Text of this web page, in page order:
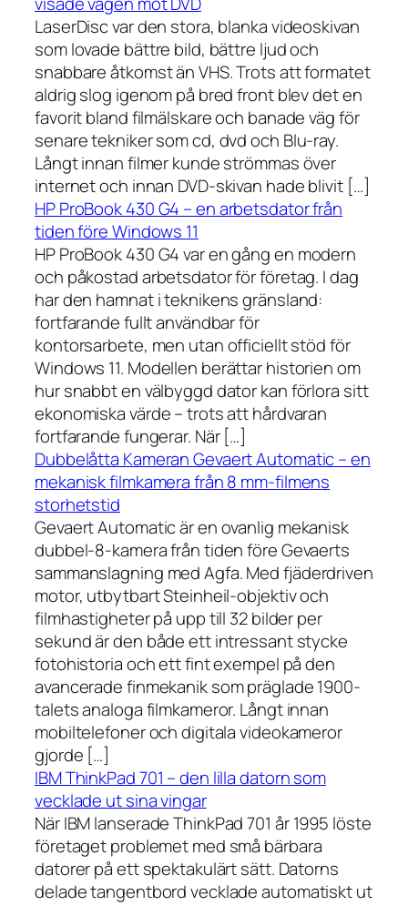
LaserDisc var den stora, blanka videoskivan
som lovade bättre bild, bättre ljud och
snabbare åtkomst än VHS. Trots att formatet
aldrig slog igenom på bred front blev det en
favorit bland filmälskare och banade väg för
senare tekniker som cd, dvd och Blu-ray.
Långt innan filmer kunde strömmas över
internet och innan DVD-skivan hade blivit […]
HP ProBook 430 G4 – en arbetsdator från
tiden före Windows 11
HP ProBook 430 G4 var en gång en modern
och påkostad arbetsdator för företag. I dag
har den hamnat i teknikens gränsland:
fortfarande fullt användbar för
kontorsarbete, men utan officiellt stöd för
Windows 11. Modellen berättar historien om
hur snabbt en välbyggd dator kan förlora sitt
ekonomiska värde – trots att hårdvaran
fortfarande fungerar. När […]
Dubbelåtta Kameran Gevaert Automatic – en
mekanisk filmkamera från 8 mm-filmens
storhetstid
Gevaert Automatic är en ovanlig mekanisk
dubbel-8-kamera från tiden före Gevaerts
sammanslagning med Agfa. Med fjäderdriven
motor, utbytbart Steinheil-objektiv och
filmhastigheter på upp till 32 bilder per
sekund är den både ett intressant stycke
fotohistoria och ett fint exempel på den
avancerade finmekanik som präglade 1900-
talets analoga filmkameror. Långt innan
mobiltelefoner och digitala videokameror
gjorde […]
IBM ThinkPad 701 – den lilla datorn som
vecklade ut sina vingar
När IBM lanserade ThinkPad 701 år 1995 löste
företaget problemet med små bärbara
datorer på ett spektakulärt sätt. Datorns
delade tangentbord vecklade automatiskt ut